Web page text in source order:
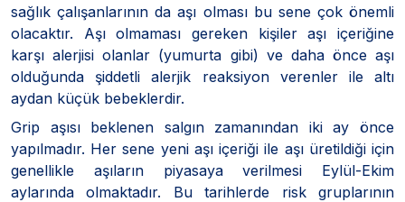
sağlık çalışanlarının da aşı olması bu sene çok önemli
olacaktır. Aşı olmaması gereken kişiler aşı içeriğine
karşı alerjisi olanlar (yumurta gibi) ve daha önce aşı
olduğunda şiddetli alerjik reaksiyon verenler ile altı
aydan küçük bebeklerdir.
Grip aşısı beklenen salgın zamanından iki ay önce
yapılmadır. Her sene yeni aşı içeriği ile aşı üretildiği için
genellikle aşıların piyasaya verilmesi Eylül-Ekim
aylarında olmaktadır. Bu tarihlerde risk gruplarının